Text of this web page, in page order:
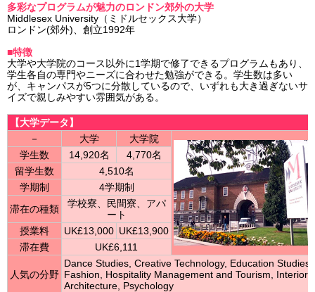
多彩なプログラムが魅力のロンドン郊外の大学
Middlesex University（ミドルセックス大学）
ロンドン(郊外)、創立1992年
■特徴
大学や大学院のコース以外に1学期で修了できるプログラムもあり、
学生各自の専門やニーズに合わせた勉強ができる。学生数は多い
が、キャンパスが5つに分散しているので、いずれも大き過ぎないサ
イズで親しみやすい雰囲気がある。
【大学データ】
－
大学
大学院
学生数
14,920名
4,770名
留学生数
4,510名
学期制
4学期制
滞在の種類
学校寮、民間寮、アパ
ート
授業料
UK£13,000 UK£13,900
滞在費
UK£6,111
人気の分野
Dance Studies, Creative Technology, Education Studies,
Fashion, Hospitality Management and Tourism, Interior
Architecture, Psychology